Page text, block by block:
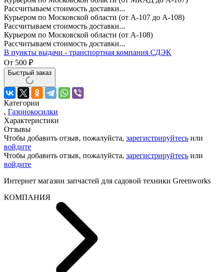
Рассчитываем стоимость доставки...
Курьером по Московской области (от А-107 до А-108)
Рассчитываем стоимость доставки...
Курьером по Московской области (от А-108)
Рассчитываем стоимость доставки...
В пункты выдачи - транспортная компания СДЭК
От 500 ₽
Быстрый заказ
Категории
, Газонокосилки
Характеристики
Отзывы
Чтобы добавить отзыв, пожалуйста, зарегистрируйтесь или
войдите
Чтобы добавить отзыв, пожалуйста, зарегистрируйтесь или
войдите
Интернет магазин запчастей для садовой техники Greenworks
КОМПАНИЯ